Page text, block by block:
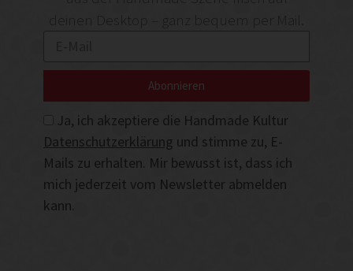
deinen Desktop – ganz bequem per Mail.
Ja, ich akzeptiere die Handmade Kultur
Datenschutzerklärung und stimme zu, E-
Mails zu erhalten. Mir bewusst ist, dass ich
mich jederzeit vom Newsletter abmelden
kann.
Abonnieren